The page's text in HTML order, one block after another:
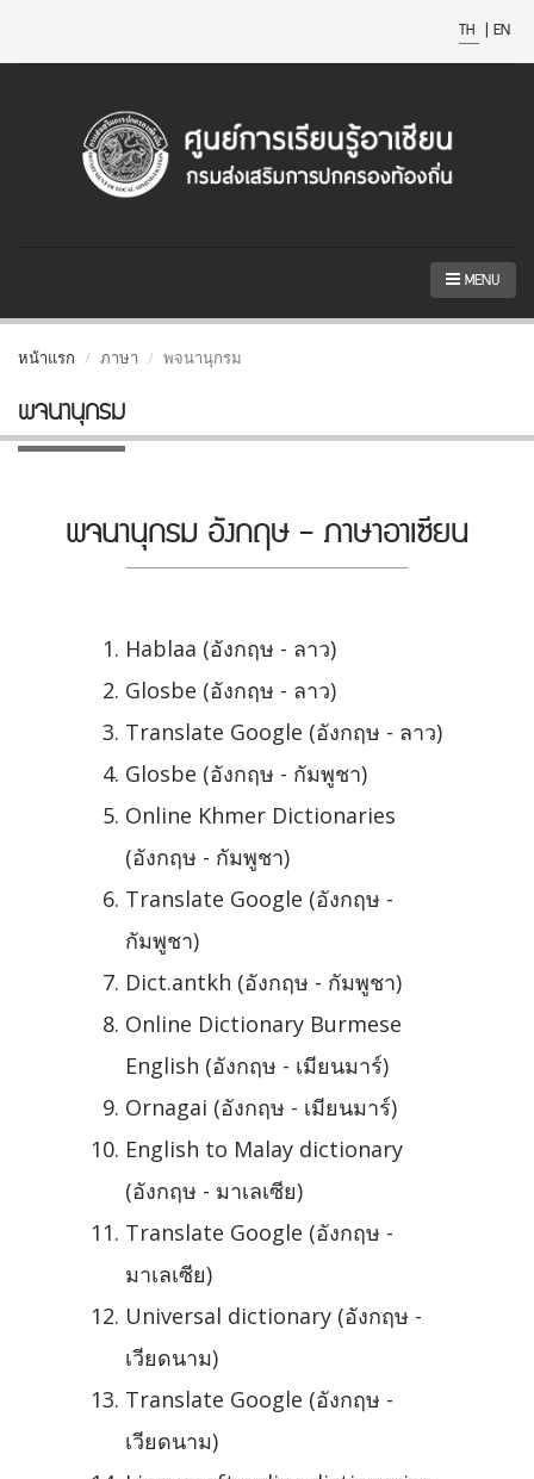
TH | EN
MENU
หน้าแรก ภาษา พจนานุกรม
พจนานุกรม
พจนานุกรม อังกฤษ - ภาษาอาเซียน
Hablaa (อังกฤษ - ลาว)
Glosbe (อังกฤษ - ลาว)
Translate Google (อังกฤษ - ลาว)
Glosbe (อังกฤษ - กัมพูชา)
Online Khmer Dictionaries
(อังกฤษ - กัมพูชา)
Translate Google (อังกฤษ -
กัมพูชา)
Dict.antkh (อังกฤษ - กัมพูชา)
Online Dictionary Burmese
English (อังกฤษ - เมียนมาร์)
Ornagai (อังกฤษ - เมียนมาร์)
English to Malay dictionary
(อังกฤษ - มาเลเซีย)
Translate Google (อังกฤษ -
มาเลเซีย)
Universal dictionary (อังกฤษ -
เวียดนาม)
Translate Google (อังกฤษ -
เวียดนาม)